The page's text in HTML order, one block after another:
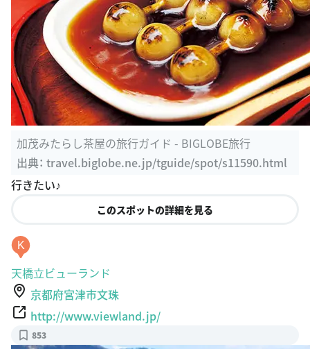
加茂みたらし茶屋の旅行ガイド - BIGLOBE旅行
出典： travel.biglobe.ne.jp/tguide/spot/s11590.html
行きたい♪
このスポットの詳細を見る
K
天橋立ビューランド
京都府宮津市文珠
http://www.viewland.jp/
853